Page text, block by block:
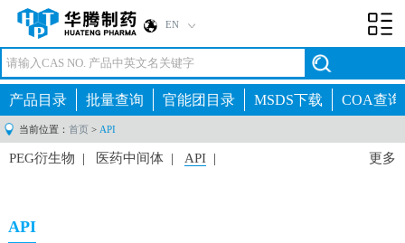
EN
产品目录 批量查询 官能团目录 MSDS下载 COA查询
当前位置： 首页 > API
更多
PEG衍生物 | 医药中间体 | API |
API